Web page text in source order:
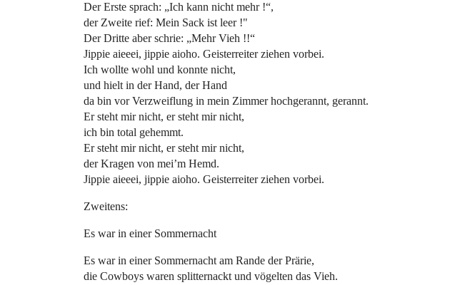
Der Erste sprach: „Ich kann nicht mehr !“,
der Zweite rief: Mein Sack ist leer !"
Der Dritte aber schrie: „Mehr Vieh !!“
Jippie aieeei, jippie aioho. Geisterreiter ziehen vorbei.
Ich wollte wohl und konnte nicht,
und hielt in der Hand, der Hand
da bin vor Verzweiflung in mein Zimmer hochgerannt, gerannt.
Er steht mir nicht, er steht mir nicht,
ich bin total gehemmt.
Er steht mir nicht, er steht mir nicht,
der Kragen von mei’m Hemd.
Jippie aieeei, jippie aioho. Geisterreiter ziehen vorbei.
Zweitens:
Es war in einer Sommernacht
Es war in einer Sommernacht am Rande der Prärie,
die Cowboys waren splitternackt und vögelten das Vieh.